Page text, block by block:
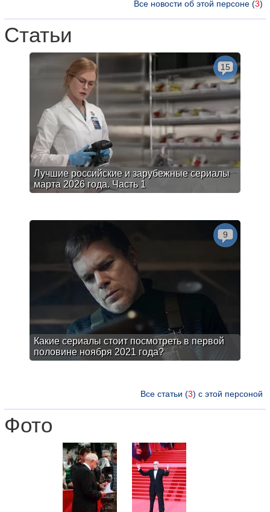
Все новости об этой персоне (3)
Статьи
Лучшие российские и зарубежные сериалы
марта 2026 года. Часть 1
15
Какие сериалы стоит посмотреть в первой
половине ноября 2021 года?
9
Все статьи (3) с этой персоной
Фото